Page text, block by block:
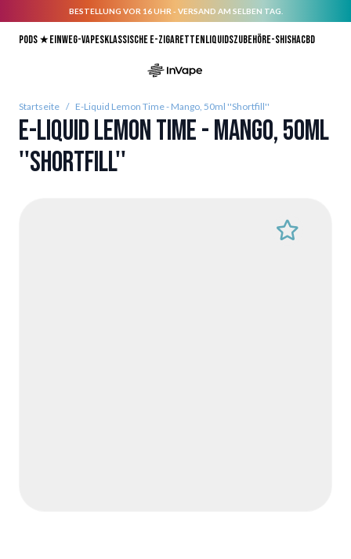
BESTELLUNG VOR 16 UHR - VERSAND AM SELBEN TAG.
Pods ★Einweg-VapesKlassische E-ZigarettenLiquidsZubehörE-ShishaCBD
Startseite / E-Liquid Lemon Time - Mango, 50ml ''Shortfill''
E-Liquid Lemon Time - Mango, 50ml
''Shortfill''